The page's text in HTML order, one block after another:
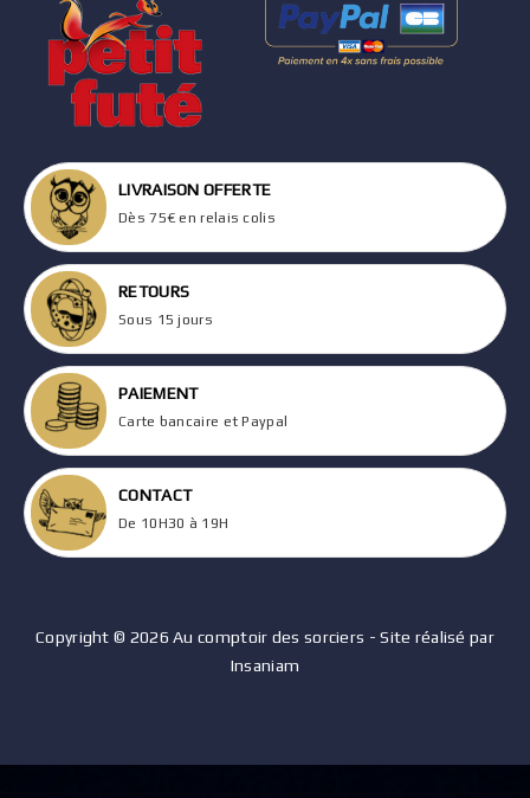
LIVRAISON OFFERTE
Dès 75€ en relais colis
RETOURS
Sous 15 jours
PAIEMENT
Carte bancaire et Paypal
CONTACT
De 10H30 à 19H
Copyright © 2026 Au comptoir des sorciers - Site réalisé par
Insaniam